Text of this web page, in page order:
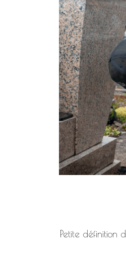
Petite définition